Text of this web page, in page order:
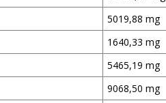
5019,88 mg
1640,33 mg
5465,19 mg
9068,50 mg